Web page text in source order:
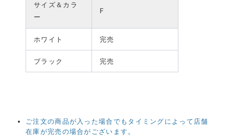
サイズ＆カラ
ー
F
ホワイト 完売
ブラック 完売
ご注文の商品が入った場合でもタイミングによって店舗
在庫が完売の場合がございます。